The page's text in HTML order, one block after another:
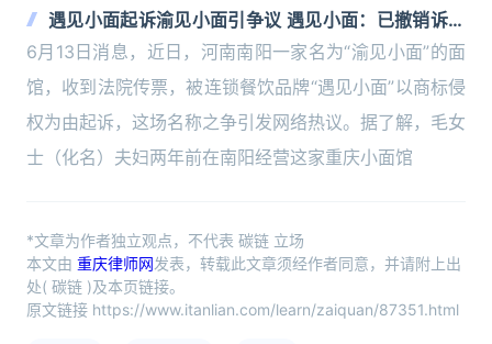
遇见小面起诉渝见小面引争议 遇见小面：已撤销诉讼
反思维权行动
6月13日消息，近日，河南南阳一家名为“渝见小面”的面
馆，收到法院传票，被连锁餐饮品牌“遇见小面”以商标侵
权为由起诉，这场名称之争引发网络热议。据了解，毛女
士（化名）夫妇两年前在南阳经营这家重庆小面馆
*文章为作者独立观点，不代表 碳链 立场
本文由 重庆律师网发表，转载此文章须经作者同意，并请附上出
处( 碳链 )及本页链接。
原文链接 https://www.itanlian.com/learn/zaiquan/87351.html